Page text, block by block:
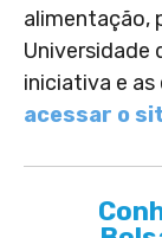
alimentação,
Universidade
iniciativa e
acessar o